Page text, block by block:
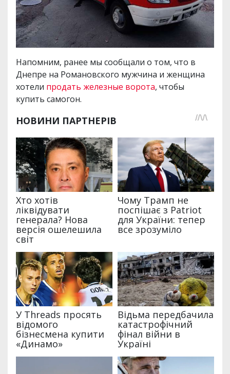
Напомним, ранее мы сообщали о том, что в
Днепре на Романовского мужчина и женщина
хотели продать железные ворота, чтобы
купить самогон.